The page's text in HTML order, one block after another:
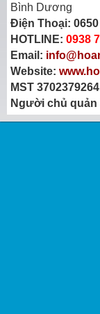
Bình Dương
Điện Thoại:
HOTLINE: 0938
Email:
Website:
MST 3702379264
Người chủ quản